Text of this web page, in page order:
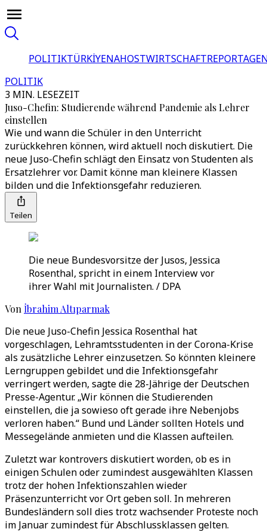
POLITIKTÜRKİYENAHOSTWIRTSCHAFT
POLITIK
3 MIN. LESEZEIT
Juso-Chefin: Studierende während Pandemie als Lehrer
einstellen
Wie und wann die Schüler in den Unterricht
zurückkehren können, wird aktuell noch diskutiert. Die
neue Juso-Chefin schlägt den Einsatz von Studenten als
Ersatzlehrer vor. Damit könne man kleinere Klassen
bilden und die Infektionsgefahr reduzieren.
Teilen
Die neue Bundesvorsitze der Jusos, Jessica
Rosenthal, spricht in einem Interview vor
ihrer Wahl mit Journalisten. / DPA
Von İbrahim Altıparmak
Die neue Juso-Chefin Jessica Rosenthal hat
vorgeschlagen, Lehramtsstudenten in der Corona-Krise
als zusätzliche Lehrer einzusetzen. So könnten kleinere
Lerngruppen gebildet und die Infektionsgefahr
verringert werden, sagte die 28-Jährige der Deutschen
Presse-Agentur. „Wir können die Studierenden
einstellen, die ja sowieso oft gerade ihre Nebenjobs
verloren haben.“ Bund und Länder sollten Hotels und
Messegelände anmieten und die Klassen aufteilen.
Zuletzt war kontrovers diskutiert worden, ob es in
einigen Schulen oder zumindest ausgewählten Klassen
trotz der hohen Infektionszahlen wieder
Präsenzunterricht vor Ort geben soll. In mehreren
Bundesländern soll dies trotz wachsender Proteste noch
im Januar zumindest für Abschlussklassen gelten.